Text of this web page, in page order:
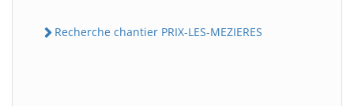
Recherche chantier PRIX-LES-MEZIERES